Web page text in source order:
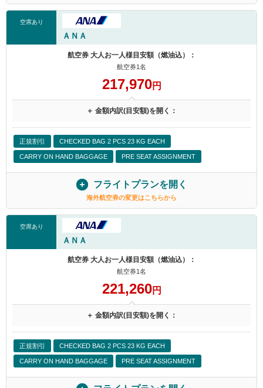
空席あり
ＡＮＡ
航空券 大人お一人様目安額（燃油込）：
航空券1名
217,970円
＋ 金額内訳(目安額)を開く：
正規割引 CHECKED BAG 2 PCS 23 KG EACH
CARRY ON HAND BAGGAGE PRE SEAT ASSIGNMENT
フライトプランを開く
海外航空券の変更はこちらから
空席あり
ＡＮＡ
航空券 大人お一人様目安額（燃油込）：
航空券1名
221,260円
＋ 金額内訳(目安額)を開く：
正規割引 CHECKED BAG 2 PCS 23 KG EACH
CARRY ON HAND BAGGAGE PRE SEAT ASSIGNMENT